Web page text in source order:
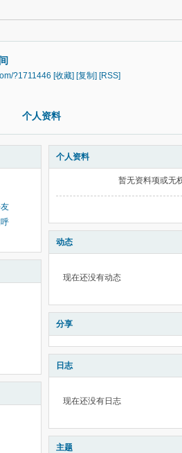
?1711446 [收藏] [复制] [RSS]
个人资料
个人资料
暂无资料项或无
动态
现在还没有动态
分享
日志
现在还没有日志
主题